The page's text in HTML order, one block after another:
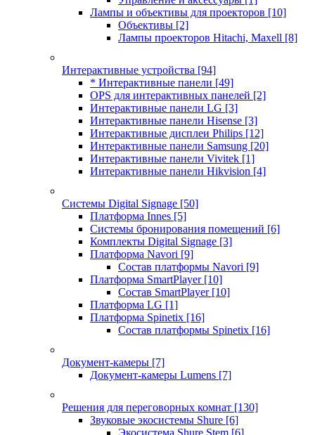
Лампы и объективы для проекторов [10]
Объективы [2]
Лампы проекторов Hitachi, Maxell [8]
Интерактивные устройства [94]
* Интерактивные панели [49]
OPS для интерактивных панелей [2]
Интерактивные панели LG [3]
Интерактивные панели Hisense [3]
Интерактивные дисплеи Philips [12]
Интерактивные панели Samsung [20]
Интерактивные панели Vivitek [1]
Интерактивные панели Hikvision [4]
Системы Digital Signage [50]
Платформа Innes [5]
Системы бронирования помещений [6]
Комплекты Digital Signage [3]
Платформа Navori [9]
Состав платформы Navori [9]
Платформа SmartPlayer [10]
Состав SmartPlayer [10]
Платформа LG [1]
Платформа Spinetix [16]
Состав платформы Spinetix [16]
Документ-камеры [7]
Документ-камеры Lumens [7]
Решения для переговорных комнат [130]
Звуковые экосистемы Shure [6]
Экосистема Shure Stem [6]